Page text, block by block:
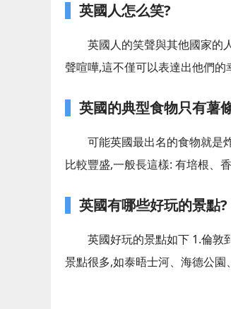
英國人怎么笑?
英國人的笑聲與其他國家的
聲喧嘩,這不僅可以表達出他們的
英國的典型食物只有薯
可能英國最出名的食物就是
比較豐盛,一般長這樣: 有培根、
英國有哪些好玩的景點?
英國好玩的景點如下 1.倫敦
景點很多,如泰晤士河、海德公園